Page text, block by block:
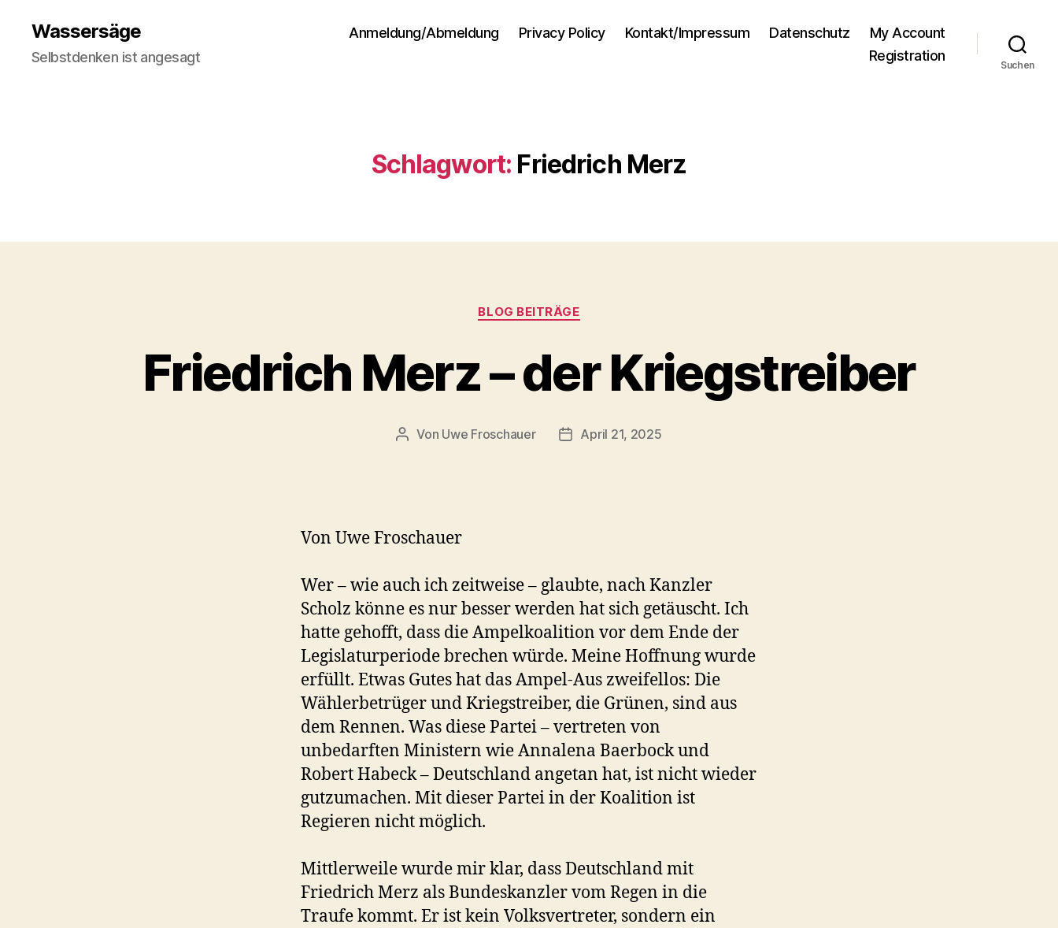
Wassersäge
Selbstdenken ist angesagt
Anmeldung/Abmeldung Privacy Policy Kontakt/Impressum Datenschutz
My Account
Registration
Suchen
Schlagwort: Friedrich Merz
Kategorien
BLOG BEITRÄGE
Friedrich Merz – der Kriegstreiber
Beitragsautor
Von Uwe Froschauer Beitragsdatum
April 21, 2025
Von Uwe Froschauer
Wer – wie auch ich zeitweise – glaubte, nach Kanzler
Scholz könne es nur besser werden hat sich getäuscht. Ich
hatte gehofft, dass die Ampelkoalition vor dem Ende der
Legislaturperiode brechen würde. Meine Hoffnung wurde
erfüllt. Etwas Gutes hat das Ampel-Aus zweifellos: Die
Wählerbetrüger und Kriegstreiber, die Grünen, sind aus
dem Rennen. Was diese Partei – vertreten von
unbedarften Ministern wie Annalena Baerbock und
Robert Habeck – Deutschland angetan hat, ist nicht wieder
gutzumachen. Mit dieser Partei in der Koalition ist
Regieren nicht möglich.
Mittlerweile wurde mir klar, dass Deutschland mit
Friedrich Merz als Bundeskanzler vom Regen in die
Traufe kommt. Er ist kein Volksvertreter, sondern ein